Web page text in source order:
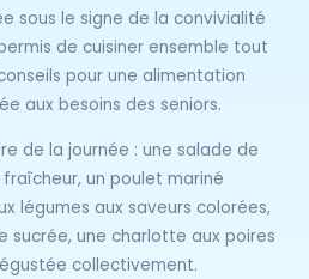
sous le signe de la convivialité
de cuisiner ensemble tout
pour une alimentation
aux besoins des seniors.
de la journée : une salade de
un poulet mariné
légumes aux saveurs colorées,
sucrée, une charlotte aux poires
collectivement.